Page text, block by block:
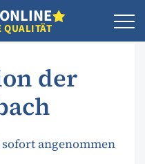
ONLINE
QUALITÄT
der
angenommen